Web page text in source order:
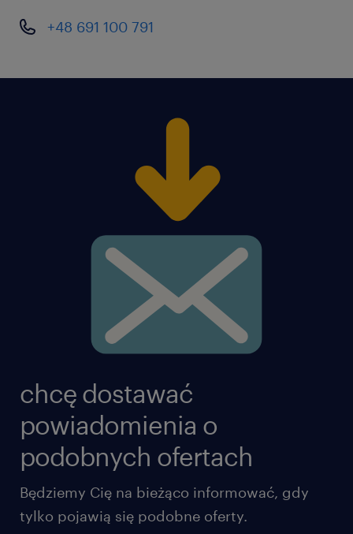
+48 691 100 791
chcę dostawać
powiadomienia o
podobnych ofertach
Będziemy Cię na bieżąco informować, gdy
tylko pojawią się podobne oferty.